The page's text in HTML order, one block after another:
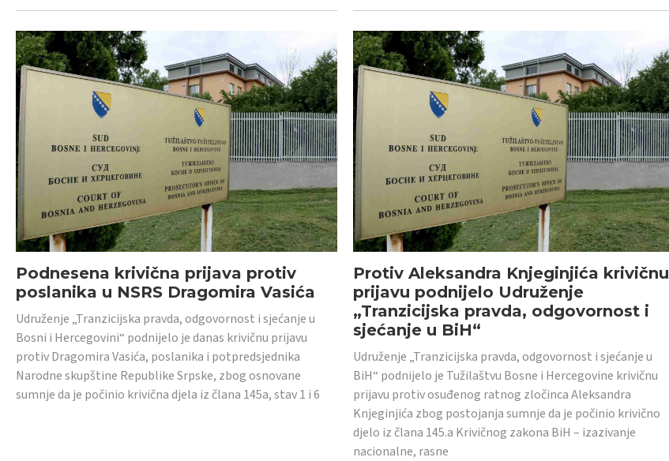
Podnesena krivična prijava protiv
poslanika u NSRS Dragomira Vasića
Udruženje „Tranzicijska pravda, odgovornost i sjećanje u
Bosni i Hercegovini“ podnijelo je danas krivičnu prijavu
protiv Dragomira Vasića, poslanika i potpredsjednika
Narodne skupštine Republike Srpske, zbog osnovane
sumnje da je počinio krivična djela iz člana 145a, stav 1 i 6
Protiv Aleksandra Knjeginjića krivičnu
prijavu podnijelo Udruženje
„Tranzicijska pravda, odgovornost i
sjećanje u BiH“
Udruženje „Tranzicijska pravda, odgovornost i sjećanje u
BiH“ podnijelo je Tužilaštvu Bosne i Hercegovine krivičnu
prijavu protiv osuđenog ratnog zločinca Aleksandra
Knjeginjića zbog postojanja sumnje da je počinio krivično
djelo iz člana 145.a Krivičnog zakona BiH – izazivanje
nacionalne, rasne